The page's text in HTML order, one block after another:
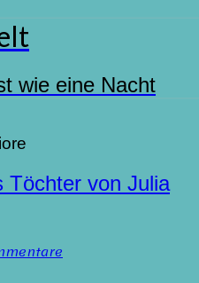
wie eine Nacht
Töchter von Julia